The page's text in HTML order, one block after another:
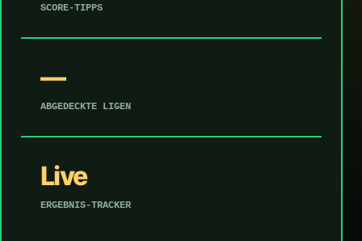
SCORE-TIPPS
—
ABGEDECKTE LIGEN
Live
ERGEBNIS-TRACKER